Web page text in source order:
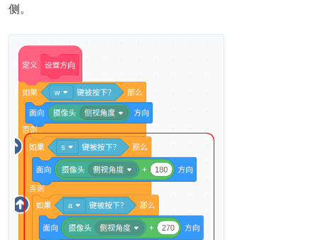
侧。